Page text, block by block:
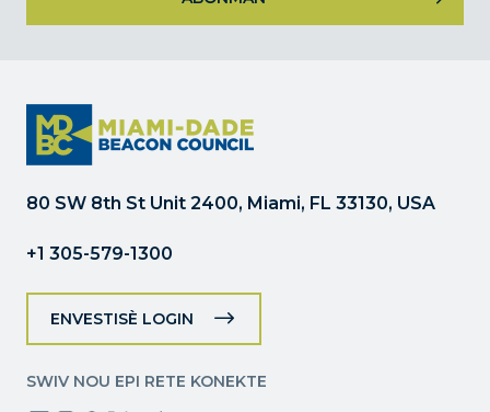
Tanpri
kite
jaden
sa
vid.
80 SW 8th St Unit 2400, Miami, FL 33130, USA
+1 305-579-1300
ENVESTISÈ LOGIN
SWIV NOU EPI RETE KONEKTE